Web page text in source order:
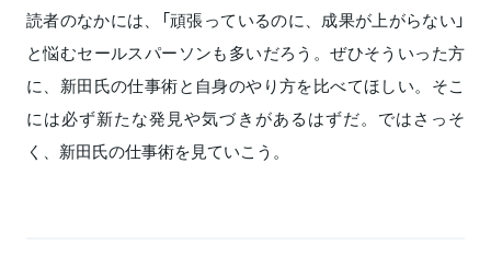
読者のなかには、「頑張っているのに、成果が上がらない」
と悩むセールスパーソンも多いだろう。ぜひそういった方
に、新田氏の仕事術と自身のやり方を比べてほしい。そこ
には必ず新たな発見や気づきがあるはずだ。ではさっそ
く、新田氏の仕事術を見ていこう。